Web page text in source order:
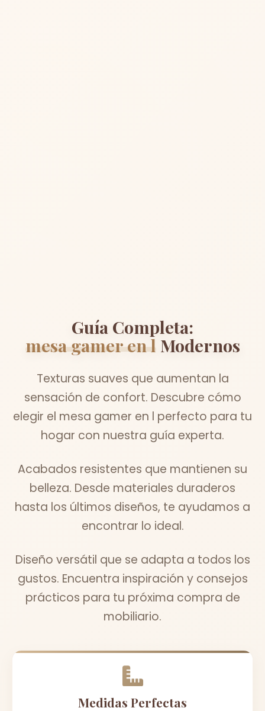
Guía Completa:
mesa gamer en lModernos
Texturas suaves que aumentan la
sensación de confort. Descubre cómo
elegir el mesa gamer en l perfecto para tu
hogar con nuestra guía experta.
Acabados resistentes que mantienen su
belleza. Desde materiales duraderos
hasta los últimos diseños, te ayudamos a
encontrar lo ideal.
Diseño versátil que se adapta a todos los
gustos. Encuentra inspiración y consejos
prácticos para tu próxima compra de
mobiliario.
Medidas Perfectas